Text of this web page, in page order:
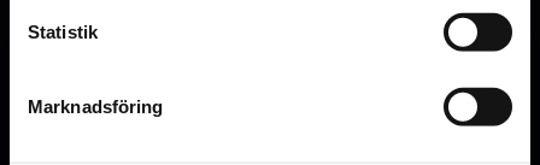
Statistik
MarknadsföringInga visningar i Malmö just nu